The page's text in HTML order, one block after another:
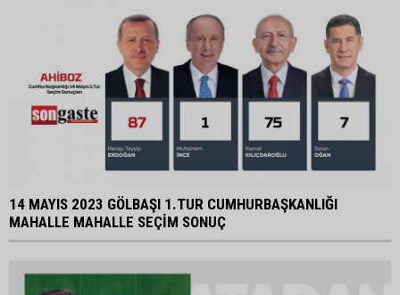
14 MAYIS 2023 GÖLBAŞI 1.TUR CUMHURBAŞKANLIĞI
MAHALLE MAHALLE SEÇİM SONUÇ